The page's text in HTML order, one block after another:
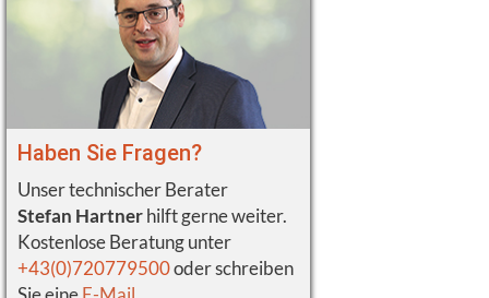
Haben Sie Fragen?
Unser technischer Berater
Stefan Hartnerhilft gerne weiter.
Kostenlose Beratung unter
+43(0)720779500oder schreiben